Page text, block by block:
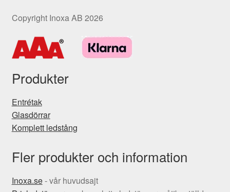
Copyright Inoxa AB 2026
Produkter
Entrétak
Glasdörrar
Komplett ledstång
Fler produkter och information
Inoxa.se- vår huvudsajt